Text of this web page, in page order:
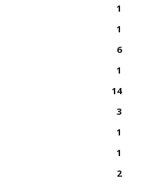
1
1
6
1
14
3
1
1
2